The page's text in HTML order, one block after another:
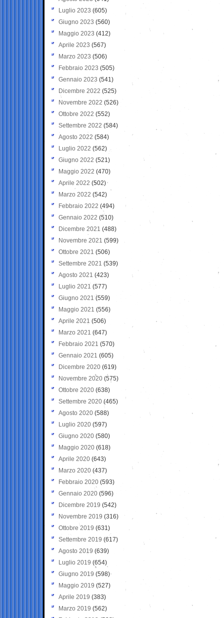
Luglio 2023 (605)
Giugno 2023 (560)
Maggio 2023 (412)
Aprile 2023 (567)
Marzo 2023 (506)
Febbraio 2023 (505)
Gennaio 2023 (541)
Dicembre 2022 (525)
Novembre 2022 (526)
Ottobre 2022 (552)
Settembre 2022 (584)
Agosto 2022 (584)
Luglio 2022 (562)
Giugno 2022 (521)
Maggio 2022 (470)
Aprile 2022 (502)
Marzo 2022 (542)
Febbraio 2022 (494)
Gennaio 2022 (510)
Dicembre 2021 (488)
Novembre 2021 (599)
Ottobre 2021 (506)
Settembre 2021 (539)
Agosto 2021 (423)
Luglio 2021 (577)
Giugno 2021(559)
Maggio 2021 (556)
Aprile 2021 (506)
Marzo 2021 (647)
Febbraio 2021 (570)
Gennaio 2021 (605)
Dicembre 2020 (619)
Novembre 2020 (575)
Ottobre 2020 (638)
Settembre 2020(465)
Agosto 2020 (588)
Luglio 2020 (597)
Giugno 2020 (580)
Maggio 2020 (618)
Aprile 2020 (643)
Marzo 2020 (437)
Febbraio 2020 (593)
Gennaio 2020 (596)
Dicembre 2019 (542)
Novembre 2019 (316)
Ottobre 2019 (631)
Settembre 2019 (617)
Agosto 2019 (639)
Luglio 2019 (654)
Giugno 2019 (598)
Maggio 2019 (527)
Aprile 2019 (383)
Marzo 2019 (562)